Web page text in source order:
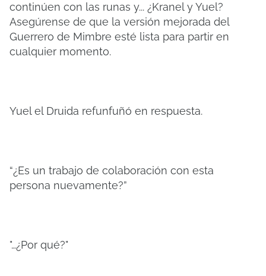
continúen con las runas y... ¿Kranel y Yuel?
Asegúrense de que la versión mejorada del
Guerrero de Mimbre esté lista para partir en
cualquier momento.
Yuel el Druida refunfuñó en respuesta.
“¿Es un trabajo de colaboración con esta
persona nuevamente?”
"…¿Por qué?"